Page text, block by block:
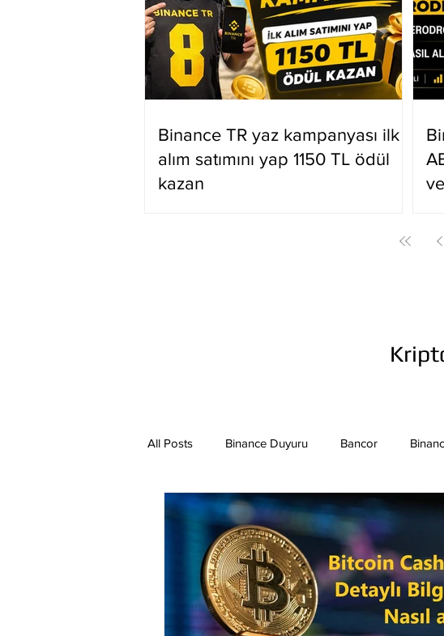
Binance TR yaz kampanyası ilk
alım satımını yap 1150 TL ödül
kazan
All Posts Binance Duyuru Bancor
Binance Taraftar Token Bitcoin
Bittorent Coin Chiliz Compound